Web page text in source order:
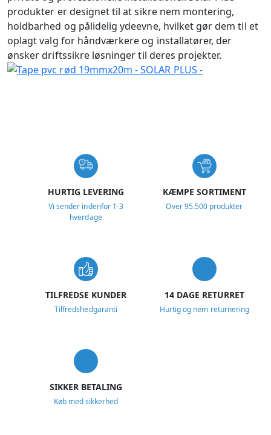
produkter er designet til at sikre nem montering,
holdbarhed og pålidelig ydeevne, hvilket gør dem til et
oplagt valg for håndværkere og installatører, der
ønsker driftssikre løsninger til deres projekter.
HURTIG LEVERING
Vi sender indenfor 1-3
hverdage
KÆMPE SORTIMENT
Over 95.500 produkter
TILFREDSE KUNDER
Tilfredshedgaranti
14 DAGE RETURRET
Hurtig og nem returnering
SIKKER BETALING
Køb med sikkerhed